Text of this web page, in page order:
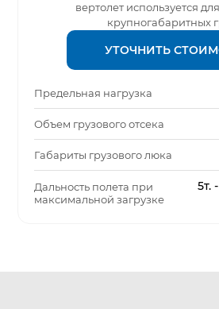
вертолет используется
крупногабаритных
УТОЧНИТЬ
Предельная нагрузка
Объем грузового отсека
Габариты грузового люка
Дальность полета при
максимальной загрузке
5т.